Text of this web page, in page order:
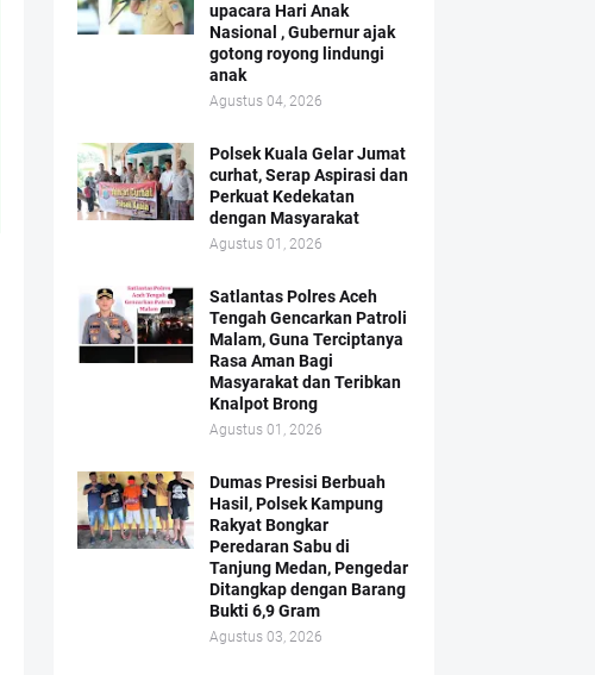
upacara Hari Anak
Nasional , Gubernur ajak
gotong royong lindungi
anak
Agustus 04, 2026
Polsek Kuala Gelar Jumat
curhat, Serap Aspirasi dan
Perkuat Kedekatan
dengan Masyarakat
Agustus 01, 2026
Satlantas Polres Aceh
Tengah Gencarkan Patroli
Malam, Guna Terciptanya
Rasa Aman Bagi
Masyarakat dan Teribkan
Knalpot Brong
Agustus 01, 2026
Dumas Presisi Berbuah
Hasil, Polsek Kampung
Rakyat Bongkar
Peredaran Sabu di
Tanjung Medan, Pengedar
Ditangkap dengan Barang
Bukti 6,9 Gram
Agustus 03, 2026